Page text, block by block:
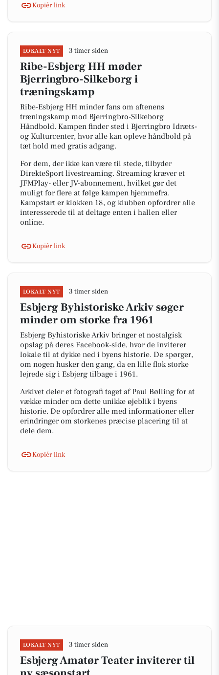
Kopiér link
LOKALT NYT 3 timer siden
Ribe-Esbjerg HH møder
Bjerringbro-Silkeborg i
træningskamp
Ribe-Esbjerg HH minder fans om aftenens
træningskamp mod Bjerringbro-Silkeborg
Håndbold. Kampen finder sted i Bjerringbro Idræts-
og Kulturcenter, hvor alle kan opleve håndbold på
tæt hold med gratis adgang.
For dem, der ikke kan være til stede, tilbyder
DirekteSport livestreaming. Streaming kræver et
JFMPlay- eller JV-abonnement, hvilket gør det
muligt for flere at følge kampen hjemmefra.
Kampstart er klokken 18, og klubben opfordrer alle
interesserede til at deltage enten i hallen eller
online.
Kopiér link
LOKALT NYT 3 timer siden
Esbjerg Byhistoriske Arkiv søger
minder om storke fra 1961
Esbjerg Byhistoriske Arkiv bringer et nostalgisk
opslag på deres Facebook-side, hvor de inviterer
lokale til at dykke ned i byens historie. De spørger,
om nogen husker den gang, da en lille flok storke
lejrede sig i Esbjerg tilbage i 1961.
Arkivet deler et fotografi taget af Paul Bølling for at
vække minder om dette unikke øjeblik i byens
historie. De opfordrer alle med informationer eller
erindringer om storkenes præcise placering til at
dele dem.
Kopiér link
LOKALT NYT 3 timer siden
Esbjerg Amatør Teater inviterer til